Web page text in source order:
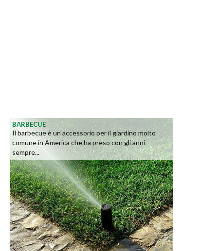
BARBECUE
Il barbecue è un accessorio per il giardino molto
comune in America che ha preso con gli anni
sempre...